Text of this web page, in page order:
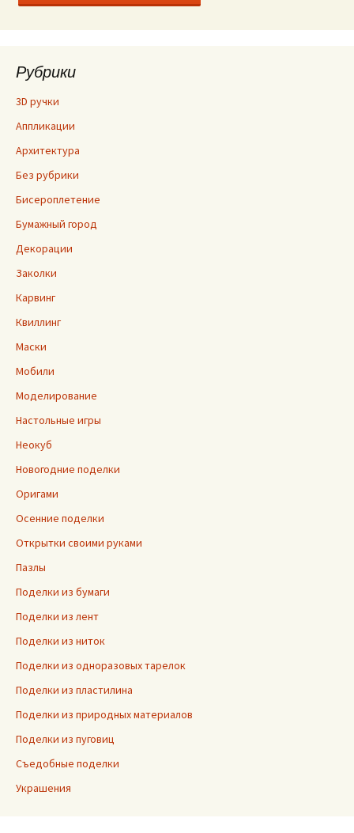
Рубрики
3D ручки
Аппликации
Архитектура
Без рубрики
Бисероплетение
Бумажный город
Декорации
Заколки
Карвинг
Квиллинг
Маски
Мобили
Моделирование
Настольные игры
Неокуб
Новогодние поделки
Оригами
Осенние поделки
Открытки своими руками
Пазлы
Поделки из бумаги
Поделки из лент
Поделки из ниток
Поделки из одноразовых тарелок
Поделки из пластилина
Поделки из природных материалов
Поделки из пуговиц
Съедобные поделки
Украшения